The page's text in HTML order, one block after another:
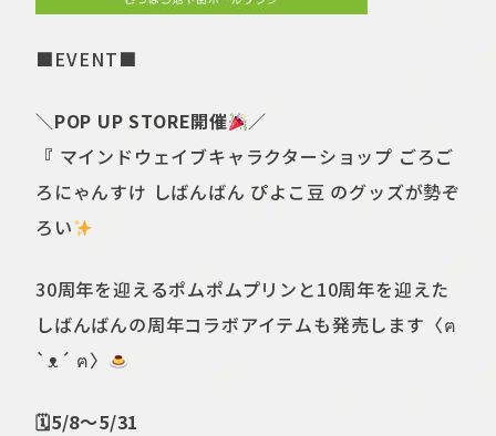
■EVENT■
＼POP UP STORE開催
／
『 マインドウェイブキャラクターショップ ごろご
ろにゃんすけ しばんばん ぴよこ豆 のグッズが勢ぞ
ろい
30周年を迎えるポムポムプリンと10周年を迎えた
しばんばんの周年コラボアイテムも発売します〈ฅ
`ᴥ´ ฅ〉
🗓5/8～5/31